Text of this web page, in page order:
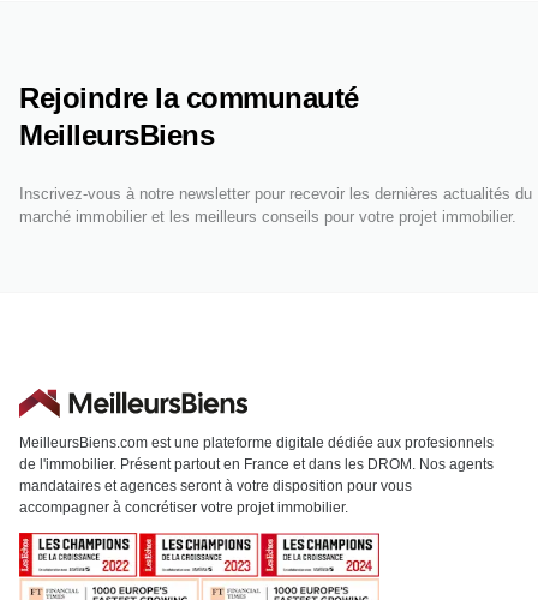
Rejoindre la communauté
MeilleursBiens
Inscrivez-vous à notre newsletter pour recevoir les dernières actualités du
marché immobilier et les meilleurs conseils pour votre projet immobilier.
MeilleursBiens.com est une plateforme digitale dédiée aux profesionnels
de l'immobilier. Présent partout en France et dans les DROM. Nos agents
mandataires et agences seront à votre disposition pour vous
accompagner à concrétiser votre projet immobilier.